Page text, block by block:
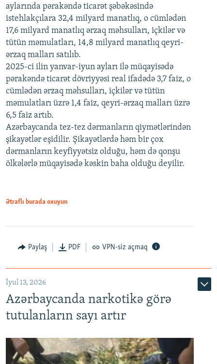
aylarında pərakəndə ticarət şəbəkəsində
istehlakçılara 32,4 milyard manatlıq, o cümlədən
17,6 milyard manatlıq ərzaq məhsulları, içkilər və
tütün məmulatları, 14,8 milyard manatlıq qeyri-
ərzaq malları satılıb.
2025-ci ilin yanvar-iyun ayları ilə müqayisədə
pərakəndə ticarət dövriyyəsi real ifadədə 3,7 faiz, o
cümlədən ərzaq məhsulları, içkilər və tütün
məmulatları üzrə 1,4 faiz, qeyri-ərzaq malları üzrə
6,5 faiz artıb.
Azərbaycanda tez-tez dərmanların qiymətlərindən
şikayətlər eşidilir. Şikayətlərdə həm bir çox
dərmanların keyfiyyətsiz olduğu, həm də qonşu
ölkələrlə müqayisədə kəskin baha olduğu deyilir.
Ətraflı burada oxuyun
Paylaş PDF VPN-siz açmaq
İyul 13, 2026
Azərbaycanda narkotikə görə
tutulanların sayı artır